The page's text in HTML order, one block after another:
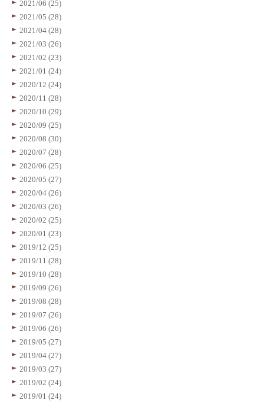
2021/06 (25)
2021/05 (28)
2021/04 (28)
2021/03 (26)
2021/02 (23)
2021/01 (24)
2020/12 (24)
2020/11 (28)
2020/10 (29)
2020/09 (25)
2020/08 (30)
2020/07 (28)
2020/06 (25)
2020/05 (27)
2020/04 (26)
2020/03 (26)
2020/02 (25)
2020/01 (23)
2019/12 (25)
2019/11 (28)
2019/10 (28)
2019/09 (26)
2019/08 (28)
2019/07 (26)
2019/06 (26)
2019/05 (27)
2019/04 (27)
2019/03 (27)
2019/02 (24)
2019/01 (24)